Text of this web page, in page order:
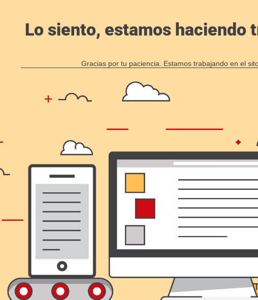
Lo siento, estamos haciendo
Gracias por tu paciencia. Estamos trabajando en el